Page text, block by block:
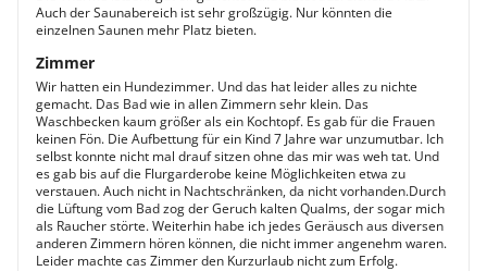
Auch der Saunabereich ist sehr großzügig. Nur könnten die
einzelnen Saunen mehr Platz bieten.
Zimmer
Wir hatten ein Hundezimmer. Und das hat leider alles zu nichte
gemacht. Das Bad wie in allen Zimmern sehr klein. Das
Waschbecken kaum größer als ein Kochtopf. Es gab für die Frauen
keinen Fön. Die Aufbettung für ein Kind 7 Jahre war unzumutbar. Ich
selbst konnte nicht mal drauf sitzen ohne das mir was weh tat. Und
es gab bis auf die Flurgarderobe keine Möglichkeiten etwa zu
verstauen. Auch nicht in Nachtschränken, da nicht vorhanden.Durch
die Lüftung vom Bad zog der Geruch kalten Qualms, der sogar mich
als Raucher störte. Weiterhin habe ich jedes Geräusch aus diversen
anderen Zimmern hören können, die nicht immer angenehm waren.
Leider machte cas Zimmer den Kurzurlaub nicht zum Erfolg.